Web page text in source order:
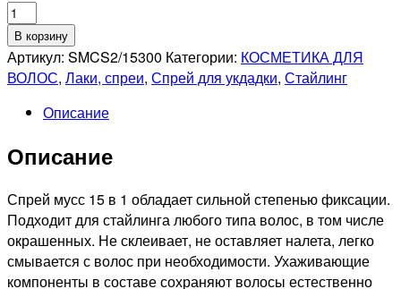
Количество
товара
DEW
PROFESSIONAL
мусс
в
сильной
фиксации,
300мл
В корзину
Артикул: SMCS2/15300 Категории: КОСМЕТИКА ДЛЯ
ВОЛОС, Лаки, спреи, Спрей для укдадки, Стайлинг
Описание
Описание
Спрей мусс 15 в 1 обладает сильной степенью фиксации.
Подходит для стайлинга любого типа волос, в том числе
окрашенных. Не склеивает, не оставляет налета, легко
смывается с волос при необходимости. Ухаживающие
компоненты в составе сохраняют волосы естественно